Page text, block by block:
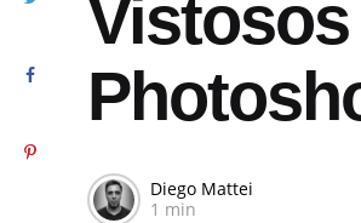
Diego Mattei
1 min